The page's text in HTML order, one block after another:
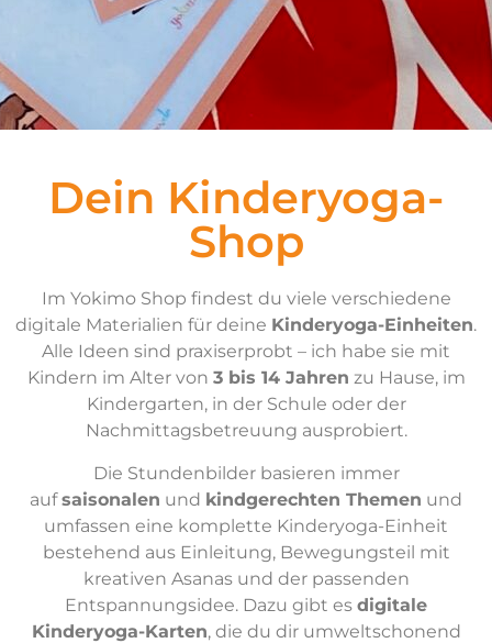
Dein Kinderyoga-
Shop
Im Yokimo Shop findest du viele verschiedene
digitale Materialien für deine Kinderyoga-Einheiten.
Alle Ideen sind praxiserprobt – ich habe sie mit
Kindern im Alter von 3 bis 14 Jahren zu Hause, im
Kindergarten, in der Schule oder der
Nachmittagsbetreuung ausprobiert.
Die Stundenbilder basieren immer
aufsaisonalen und kindgerechten Themen und
umfassen eine komplette Kinderyoga-Einheit
bestehend aus Einleitung, Bewegungsteil mit
kreativen Asanas und der passenden
Entspannungsidee. Dazu gibt es digitale
Kinderyoga-Karten, die du dir umweltschonend